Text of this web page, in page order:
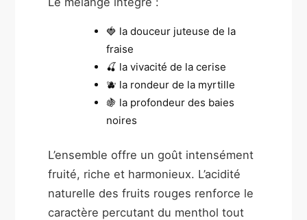
🍓 la douceur juteuse de la
fraise
🍒 la vivacité de la cerise
🫐 la rondeur de la myrtille
🍇 la profondeur des baies
noires
L’ensemble offre un goût intensément
fruité, riche et harmonieux. L’acidité
naturelle des fruits rouges renforce le
caractère percutant du menthol tout